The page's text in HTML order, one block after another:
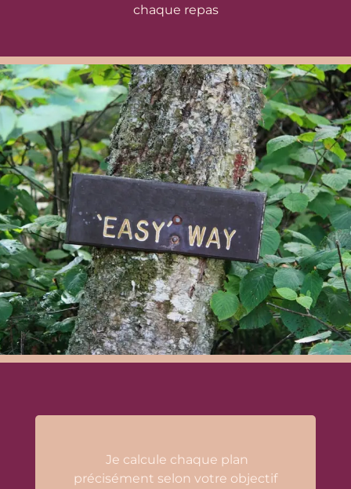
chaque repas
Je calcule chaque plan
précisément selon votre objectif